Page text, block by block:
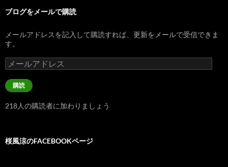
ブログをメールで購読
メールアドレスを記入して購読すれば、更新をメールで受信できま
す。
メ
ー
ル
ア
レ
購読
218人の購読者に加わりましょう
桜風涼のFACEBOOKページ